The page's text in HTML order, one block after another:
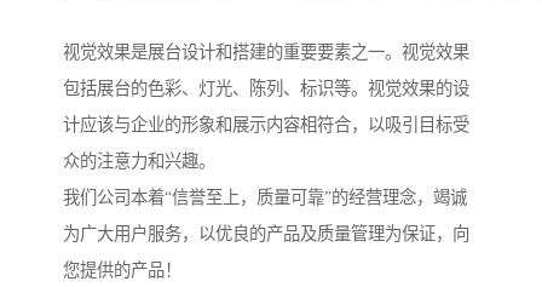
视觉效果是展台设计和搭建的重要要素之一。视觉效果
包括展台的色彩、灯光、陈列、标识等。视觉效果的设
计应该与企业的形象和展示内容相符合，以吸引目标受
众的注意力和兴趣。
我们公司本着“信誉至上，质量可靠”的经营理念，竭诚
为广大用户服务，以优良的产品及质量管理为保证，向
您提供的产品！